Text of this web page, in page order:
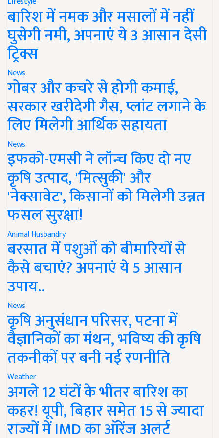
बारिश में नमक और मसालों में नहीं
घुसेगी नमी, अपनाएं ये 3 आसान देसी
ट्रिक्स
News
गोबर और कचरे से होगी कमाई,
सरकार खरीदेगी गैस, प्लांट लगाने के
लिए मिलेगी आर्थिक सहायता
News
इफको-एमसी ने लॉन्च किए दो नए
कृषि उत्पाद, 'मित्सुकी' और
'नेक्सावेट', किसानों को मिलेगी उन्नत
फसल सुरक्षा!
Animal Husbandry
बरसात में पशुओं को बीमारियों से
कैसे बचाएं? अपनाएं ये 5 आसान
उपाय..
News
कृषि अनुसंधान परिसर, पटना में
वैज्ञानिकों का मंथन, भविष्य की कृषि
तकनीकों पर बनी नई रणनीति
Weather
अगले 12 घंटों के भीतर बारिश का
कहर! यूपी, बिहार समेत 15 से ज्यादा
राज्यों में IMD का ऑरेंज अलर्ट